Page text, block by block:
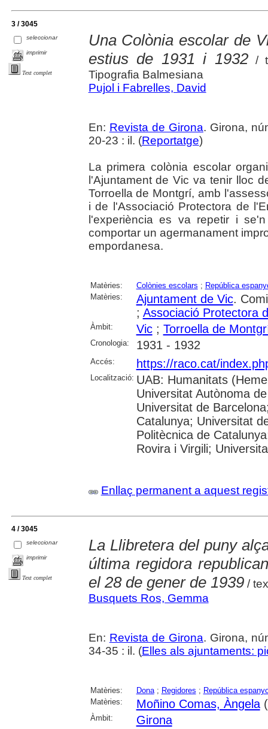
3 / 3045
seleccionar
imprimir
Text complet
Una Colònia escolar de
estius de 1931 i 1932/
Tipografia Balmesiana
Pujol i Fabrelles, David
En: Revista de Girona. Girona,
20-23 : il. (Reportatge)
La primera colònia escolar
l'Ajuntament de Vic va tenir lloc
Torroella de Montgrí, amb
i de l'Associació Protectora de
l'experiència es va repetir i
comportar un agermanament
empordanesa.
Matèries: Colònies escolars ; República
Matèries:
Ajuntament de Vic.
; Associació Protectora
Àmbit: Vic; Torroella de
Cronologia: 1931 - 1932
Accés: https://raco.cat/
Localització: UAB: Humanitats
Universitat Autònoma
Universitat de
Catalunya; Universitat
Politècnica de
Rovira i Virgili;
Enllaç permanent a aquest
4 / 3045
seleccionar
imprimir
Text complet
La Llibretera del puny
última regidora
el 28 de gener de 1939/
Busquets Ros, Gemma
En: Revista de Girona. Girona,
34-35 : il. (Elles als ajuntaments:
Matèries: Dona; Regidores ; República
Matèries:
Moñino Comas, Àngela
Àmbit: Girona